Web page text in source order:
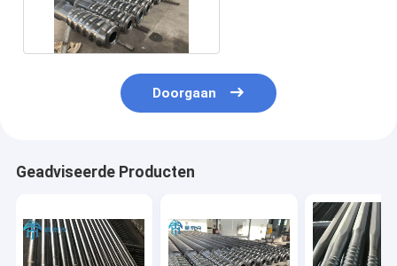
Doorgaan
Geadviseerde Producten